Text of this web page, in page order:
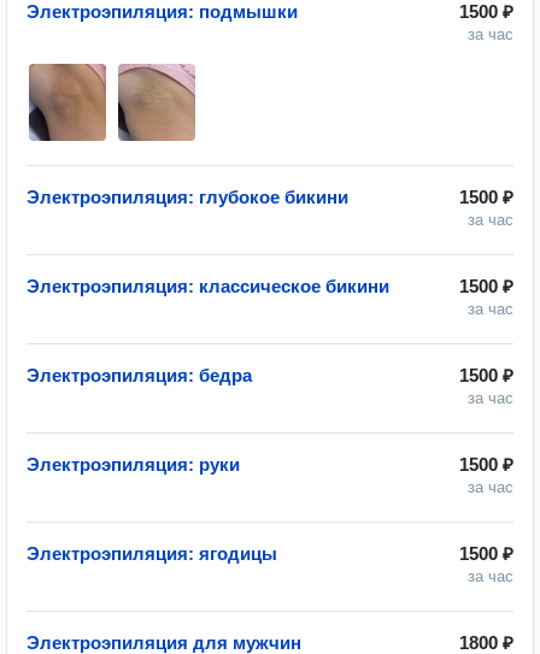
1500 ₽
за час
Электроэпиляция: подмышки
1500 ₽
за час
Электроэпиляция: глубокое бикини
1500 ₽
за час
Электроэпиляция: классическое бикини
1500 ₽
за час
Электроэпиляция: бедра
1500 ₽
за час
Электроэпиляция: руки
1500 ₽
за час
Электроэпиляция: ягодицы
1800 ₽
Электроэпиляция для мужчин